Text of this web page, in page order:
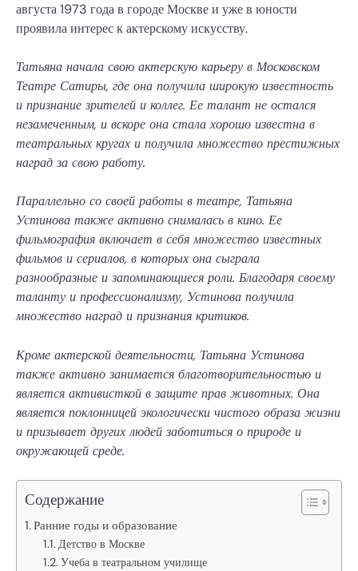
августа 1973 года в городе Москве и уже в юности
проявила интерес к актерскому искусству.
Татьяна начала свою актерскую карьеру в Московском
Театре Сатиры, где она получила широкую известность
и признание зрителей и коллег. Ее талант не остался
незамеченным, и вскоре она стала хорошо известна в
театральных кругах и получила множество престижных
наград за свою работу.
Параллельно со своей работы в театре, Татьяна
Устинова также активно снималась в кино. Ее
фильмография включает в себя множество известных
фильмов и сериалов, в которых она сыграла
разнообразные и запоминающиеся роли. Благодаря своему
таланту и профессионализму, Устинова получила
множество наград и признания критиков.
Кроме актерской деятельности, Татьяна Устинова
также активно занимается благотворительностью и
является активисткой в защите прав животных. Она
является поклонницей экологически чистого образа жизни
и призывает других людей заботиться о природе и
окружающей среде.
Содержание
Ранние годы и образование
Детство в Москве
Учеба в театральном училище